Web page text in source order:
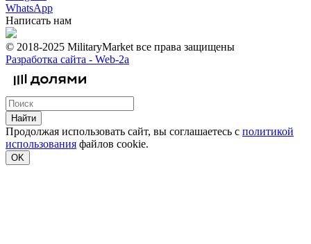
WhatsApp
Написать нам
© 2018-2025 MilitaryMarket все права защищены
Разработка сайта - Web-2a
Найти
Продолжая использовать сайт, вы соглашаетесь с политикой
использования файлов cookie.
OK